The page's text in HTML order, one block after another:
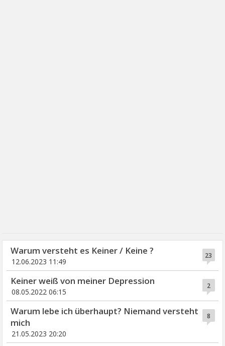
23
Warum versteht es Keiner / Keine ?
12.06.2023 11:49
2
Keiner weiß von meiner Depression
08.05.2022 06:15
8
Warum lebe ich überhaupt? Niemand versteht
mich
21.05.2023 20:20